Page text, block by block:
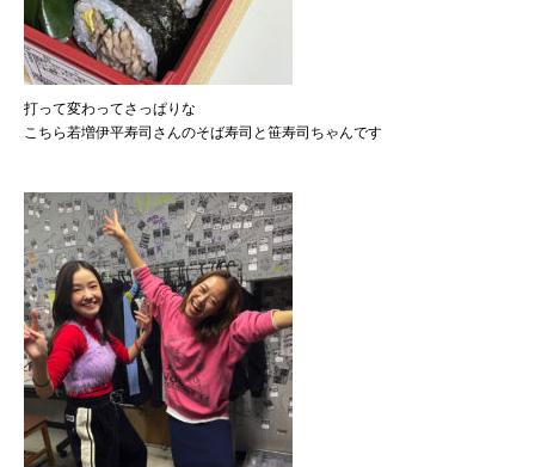
打って変わってさっぱりな
こちら若増伊平寿司さんのそば寿司と笹寿司ちゃんです